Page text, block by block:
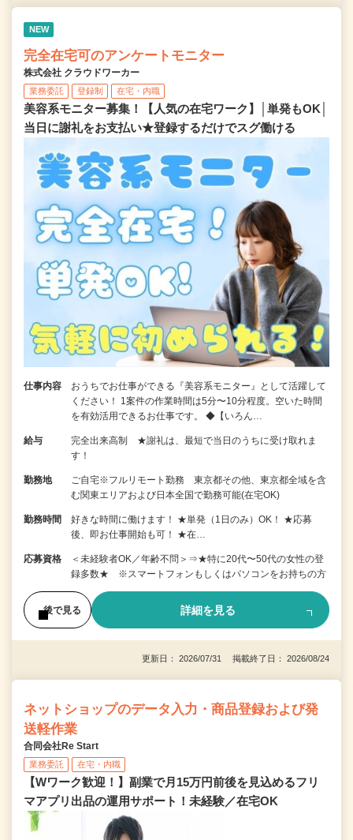
NEW
完全在宅可のアンケートモニター
株式会社 クラウドワーカー
業務委託 登録制 在宅・内職
美容系モニター募集！【人気の在宅ワーク】│単発もOK│
当日に謝礼をお支払い★登録するだけでスグ働ける
仕事内容
おうちでお仕事ができる『美容系モニター』として活躍して
ください！ 1案件の作業時間は5分〜10分程度。空いた時間
を有効活用できるお仕事です。 ◆【いろん…
給与
完全出来高制 ★謝礼は、最短で当日のうちに受け取れま
す！
勤務地
ご自宅※フルリモート勤務 東京都その他、東京都全域を含
む関東エリアおよび日本全国で勤務可能(在宅OK)
勤務時間
好きな時間に働けます！ ★単発（1日のみ）OK！ ★応募
後、即お仕事開始も可！ ★在…
応募資格
＜未経験者OK／年齢不問＞⇒★特に20代〜50代の女性の登
録多数★ ※スマートフォンもしくはパソコンをお持ちの方
後で見る 詳細を見る
更新日： 2026/07/31 掲載終了日： 2026/08/24
ネットショップのデータ入力・商品登録および発
送軽作業
合同会社Re Start
業務委託 在宅・内職
【Wワーク歓迎！】副業で月15万円前後を見込めるフリ
マアプリ出品の運用サポート！未経験／在宅OK